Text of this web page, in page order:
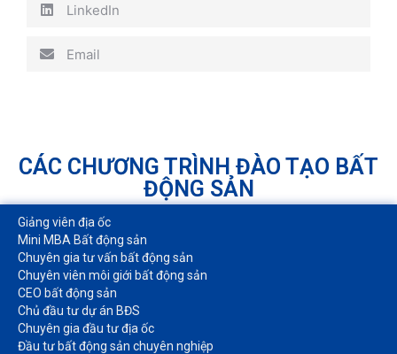
LinkedIn
Email
CÁC CHƯƠNG TRÌNH ĐÀO TẠO BẤT
ĐỘNG SẢN
Giảng viên địa ốc
Mini MBA Bất động sản
Chuyên gia tư vấn bất động sản
Chuyên viên môi giới bất động sản​
CEO bất động sản
Chủ đầu tư dự án BĐS
Chuyên gia đầu tư địa ốc​
Đầu tư bất động sản chuyên nghiệp